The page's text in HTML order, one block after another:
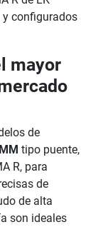
mayor
de
tipo puente,
R, para
de
de alta
son ideales